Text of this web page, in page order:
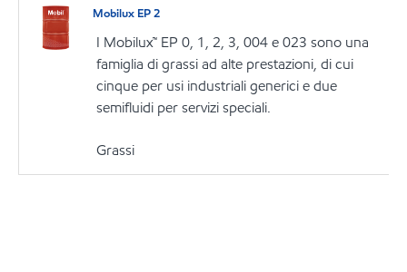
Mobilux EP 2
I Mobilux™ EP 0, 1, 2, 3, 004 e 023 sono una
famiglia di grassi ad alte prestazioni, di cui
cinque per usi industriali generici e due
semifluidi per servizi speciali.
Grassi